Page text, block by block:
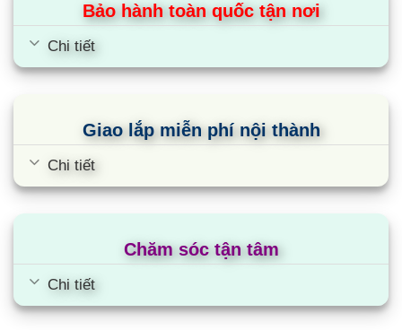
Chiều sâu: 66,3cm
Tủ lạnh Samsung 322 Lít RT32K503JB1/SV
Chiều rộng: 60cm
Chiều sâu: 65,8cm
Công suất tiêu thụ
Bảo hành toàn quốc tận nơi
Chi tiết
Giao lắp miễn phí nội thành
Chi tiết
Chăm sóc tận tâm
Chi tiết